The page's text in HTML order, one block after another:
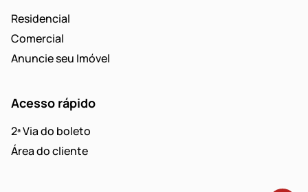
Residencial
Comercial
Anuncie seu Imóvel
Acesso rápido
2ª Via do boleto
Área do cliente